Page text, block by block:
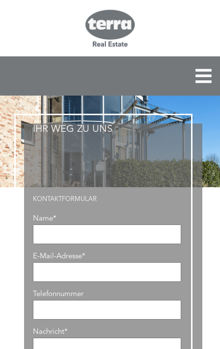
IHR WEG ZU UNS
KONTAKTFORMULAR
Name*
E-Mail-Adresse*
Telefonnummer
Nachricht*